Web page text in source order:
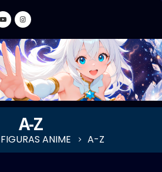
A-Z
FIGURAS ANIME A-Z